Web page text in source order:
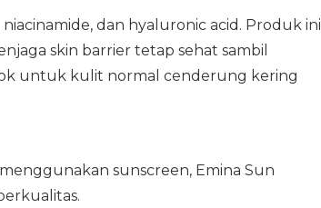
dan hyaluronic acid. Produk ini
skin barrier tetap sehat sambil
untuk kulit normal cenderung kering
sunscreen, Emina Sun